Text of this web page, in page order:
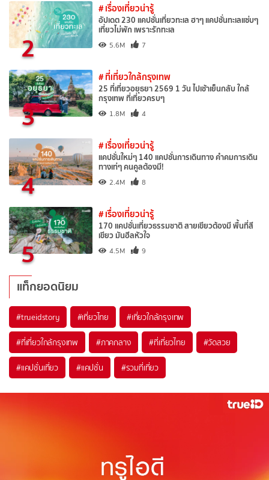
2
# เรื่องเที่ยวน่ารู้
อัปเดต 230 แคปชั่นเที่ยวทะเล ฮาๆ แคปชั่นทะเลแซ่บๆ
เที่ยวไม่พัก เพราะรักทะเล
5.6M 7
3
# ที่เที่ยวใกล้กรุงเทพ
25 ที่เที่ยวอยุธยา 2569 1 วัน ไปเช้าเย็นกลับ ใกล้
กรุงเทพ ที่เที่ยวครบๆ
1.8M 4
4
# เรื่องเที่ยวน่ารู้
แคปชั่นใหม่ๆ 140 แคปชั่นการเดินทาง คำคมการเดิน
ทางเท่ๆ คนคูลต้องมี!
2.4M 8
5
# เรื่องเที่ยวน่ารู้
170 แคปชั่นเที่ยวธรรมชาติ สายเขียวต้องมี พื้นที่สี
เขียว มันฮีลหัวใจ
4.5M 9
แท็กยอดนิยม
#trueidstory #เที่ยวไทย #เที่ยวใกล้กรุงเทพ
#ที่เที่ยวใกล้กรุงเทพ #ภาคกลาง #ที่เที่ยวไทย #วัดสวย
#แคปชั่นเที่ยว #แคปชั่น #รวมที่เที่ยว